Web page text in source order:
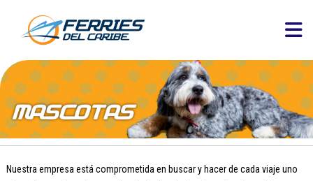
Nuestra empresa está comprometida en buscar y hacer de cada viaje uno